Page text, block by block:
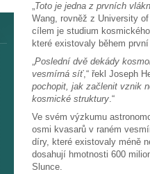
„Toto je jedna z prvních
Wang, rovněž z University
cílem je studium
které existovaly během
„Poslední dvě dekády
vesmírná síť,“ řekl Joseph
pochopit, jak začlenit vznik
kosmické struktury.“
Ve svém výzkumu
osmi kvasarů v raném
díry, které existovaly méně
dosahují hmotnosti 600
Slunce.